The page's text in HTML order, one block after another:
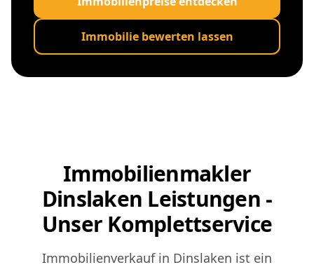
Immobilie bewerten lassen
Immobilienmakler
Dinslaken Leistungen -
Unser Komplettservice
Immobilienverkauf in Dinslaken ist ein